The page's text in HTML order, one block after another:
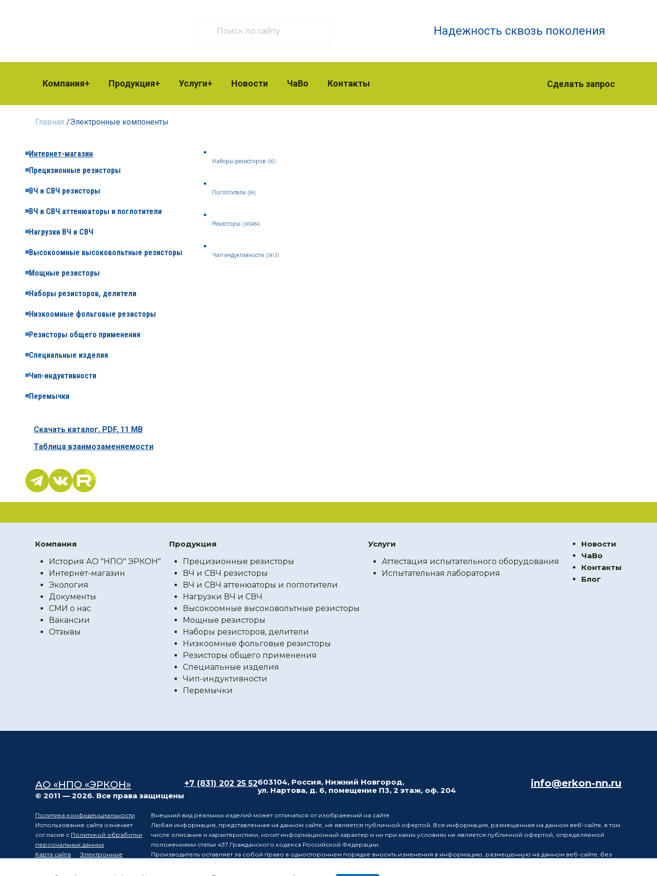
Надежность сквозь поколения
Компания Продукция Услуги Новости ЧаВо Контакты Сделать запрос
Главная /Электронные компоненты
Интернет-магазин
Прецизионные резисторы
ВЧ и СВЧ резисторы
ВЧ и СВЧ аттенюаторы и поглотители
Нагрузки ВЧ и СВЧ
Высокоомные высоковольтные резисторы
Мощные резисторы
Наборы резисторов, делители
Низкоомные фольговые резисторы
Резисторы общего применения
Специальные изделия
Чип-индуктивности
Перемычки
Скачать каталог, PDF, 11 MB
Таблица взаимозаменяемости
Наборы резисторов (90)
Поглотители (89)
Резисторы (345484)
Чип-индуктивности (3413)
Компания
История АО "НПО" ЭРКОН"
Интернет-магазин
Экология
Документы
СМИ о нас
Вакансии
Отзывы
Продукция
Прецизионные резисторы
ВЧ и СВЧ резисторы
ВЧ и СВЧ аттенюаторы и поглотители
Нагрузки ВЧ и СВЧ
Высокоомные высоковольтные резисторы
Мощные резисторы
Наборы резисторов, делители
Низкоомные фольговые резисторы
Резисторы общего применения
Специальные изделия
Чип-индуктивности
Перемычки
Услуги
Аттестация испытательного оборудования
Испытательная лаборатория
Новости
ЧаВо
Контакты
Блог
АО «НПО «ЭРКОН»
© 2011 — 2026. Все права защищены
+7 (831) 202 25 52603104, Россия, Нижний Новгород,
ул. Нартова, д. 6, помещение П3, 2 этаж, оф. 204
info@erkon-nn.ru
Политика конфиденциальности
Использование сайта означает
согласие с Политикой обработки
персональных данных
Карта сайта
Электронные
Внешний вид реальных изделий может отличаться от изображений на сайте
Любая информация, представленная на данном сайте, не является публичной офертой. Вся информация, размещенная на данном веб-сайте, в том
числе описание и характеристики, носит информационный характер и ни при каких условиях не является публичной офертой, определяемой
положениями статьи 437 Гражданского кодекса Российской Федерации.
Производитель оставляет за собой право в одностороннем порядке вносить изменения в информацию, размещенную на данном веб-сайте, без